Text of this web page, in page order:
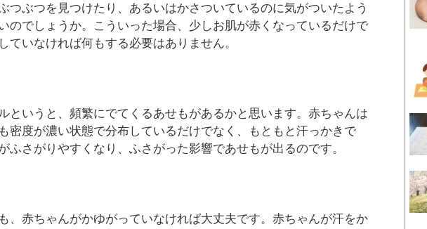
つぶつを見つけたり、あるいはかさついているのに気がついたよう
のでしょうか。こういった場合、少しお肌が赤くなっているだけで
ていなければ何もする必要はありません。
というと、頻繁にでてくるあせもがあるかと思います。赤ちゃんは
密度が濃い状態で分布しているだけでなく、もともと汗っかきで
ふさがりやすくなり、ふさがった影響であせもが出るのです。
、赤ちゃんがかゆがっていなければ大丈夫です。赤ちゃんが汗をか